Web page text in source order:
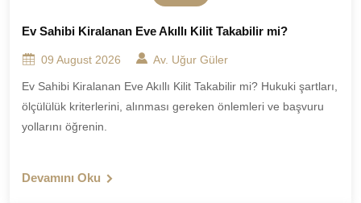
Ev Sahibi Kiralanan Eve Akıllı Kilit Takabilir mi?
09 August 2026 Av. Uğur Güler
Ev Sahibi Kiralanan Eve Akıllı Kilit Takabilir mi? Hukuki şartları,
ölçülülük kriterlerini, alınması gereken önlemleri ve başvuru
yollarını öğrenin.
Devamını Oku